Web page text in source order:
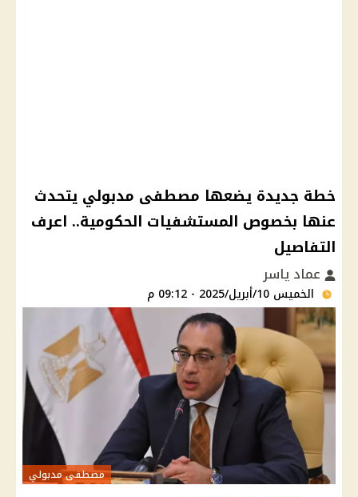
خطة جديدة يضعها مصطفى مدبولي يتحدث
عنها بخصوص المستشفيات الحكومية.. اعرف
التفاصيل
عماد ياسر
الخميس 10/أبريل/2025 - 09:12 م
مصطفى مدبولي